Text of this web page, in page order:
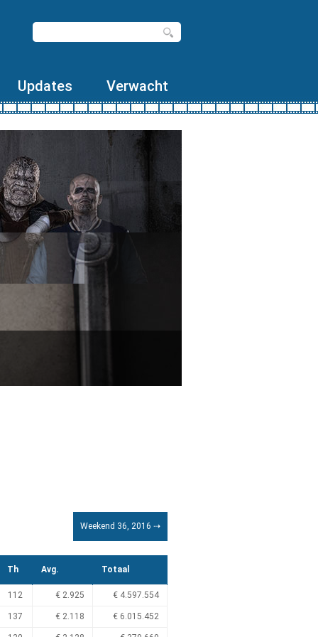
Updates Verwacht
Weekend 36, 2016 ⇢
Th Avg. Totaal
112 € 2.925 € 4.597.554
137 € 2.118 € 6.015.452